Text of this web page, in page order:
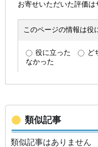
類似記事
類似記事はありません